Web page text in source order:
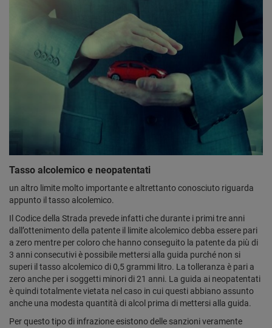
Tasso alcolemico e neopatentati
un altro limite molto importante e altrettanto conosciuto riguarda
appunto il tasso alcolemico.
Il Codice della Strada prevede infatti che durante i primi tre anni
dall’ottenimento della patente il limite alcolemico debba essere pari
a zero mentre per coloro che hanno conseguito la patente da più di
3 anni consecutivi è possibile mettersi alla guida purché non si
superi il tasso alcolemico di 0,5 grammi litro. La tolleranza è pari a
zero anche per i soggetti minori di 21 anni. La guida ai neopatentati
è quindi totalmente vietata nel caso in cui questi abbiano assunto
anche una modesta quantità di alcol prima di mettersi alla guida.
Per questo tipo di infrazione esistono delle sanzioni veramente